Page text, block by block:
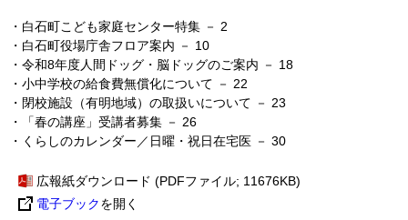
・白石町こども家庭センター特集 － 2
・白石町役場庁舎フロア案内 － 10
・令和8年度人間ドッグ・脳ドッグのご案内 － 18
・小中学校の給食費無償化について － 22
・閉校施設（有明地域）の取扱いについて － 23
・「春の講座」受講者募集 － 26
・ くらしのカレンダー／日曜・祝日在宅医 － 30
広報紙ダウンロード (PDFファイル; 11676KB)
電子ブックを開く